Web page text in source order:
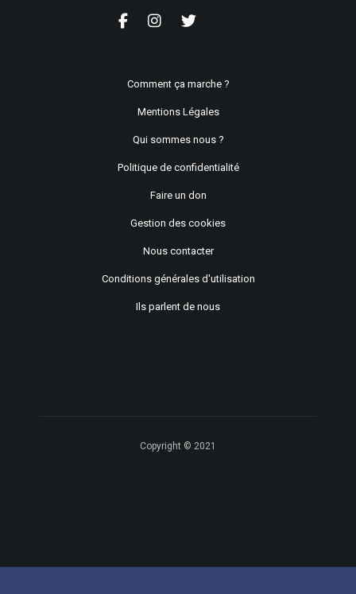
Comment ça marche ?
Mentions Légales
Qui sommes nous ?
Politique de confidentialité
Faire un don
Gestion des cookies
Nous contacter
Conditions générales d'utilisation
Ils parlent de nous
Copyright © 2021